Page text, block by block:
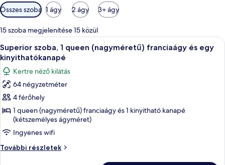
Szobákhoz
rendelkezésre
álló
szűrők
Összes szoba 1 ágy 2 ágy 3+ ágy
15 szoba megjelenítése 15 közül
A
következő
szoba
összes
képének
megtekintése:
Superior
szoba,
1
queen
Egy étkezősarok, melyben egy
8
Superior szoba, 1 queen (nagyméretű) franciaágy és egy
kinyithatókanapé
Kertre néző kilátás
64 négyzetméter
4 férőhely
1 queen (nagyméretű) franciaágy és 1 kinyitható kanapé
(kétszemélyes ágyméret)
Ingyenes wifi
További részletek
Superior